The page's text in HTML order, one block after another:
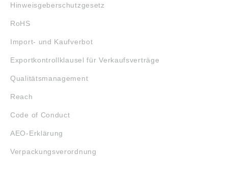
Hinweisgeberschutzgesetz
RoHS
Import- und Kaufverbot
Exportkontrollklausel für Verkaufsverträge
Qualitätsmanagement
Reach
Code of Conduct
AEO-Erklärung
Verpackungsverordnung